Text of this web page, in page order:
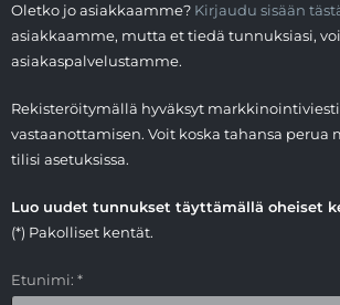
Oletko jo asiakkaamme? Kirjaudu sisään
asiakkaamme, mutta et tiedä tunnuksiasi,
asiakaspalvelustamme.
Rekisteröitymällä hyväksyt
vastaanottamisen. Voit koska tahansa
tilisi asetuksissa.
Luo uudet tunnukset täyttämällä oheiset
(*) Pakolliset kentät.
Etunimi: *